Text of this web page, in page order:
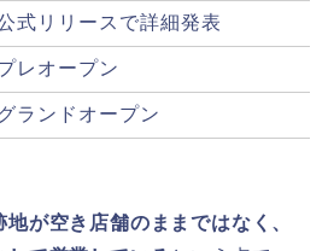
式リリースで詳細発表
レオープン
ランドオープン
地が空き店舗のままではなく、